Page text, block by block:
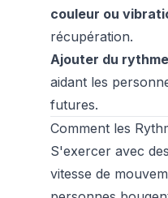
couleur ou
récupération.
Ajouter du
aidant les
futures.
Comment les
S'exercer avec
vitesse de